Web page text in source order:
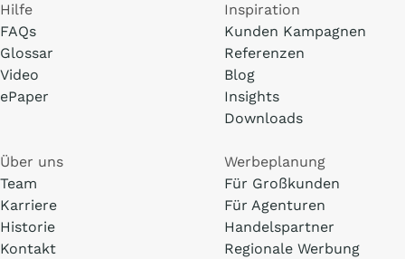
Hilfe
FAQs
Glossar
Video
ePaper
Inspiration
Kunden Kampagnen
Referenzen
Blog
Insights
Downloads
Über uns
Team
Karriere
Historie
Kontakt
Werbeplanung
Für Großkunden
Für Agenturen
Handelspartner
Regionale Werbung